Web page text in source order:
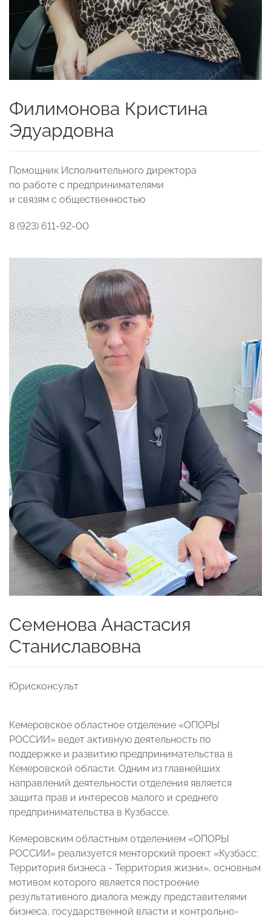
Филимонова Кристина
Эдуардовна
Помощник Исполнительного директора
по работе с предпринимателями
и связям с общественностью
8 (923) 611-92-00
Семенова Анастасия
Станиславовна
Юрисконсульт
Кемеровское областное отделение «ОПОРЫ
РОССИИ» ведет активную деятельность по
поддержке и развитию предпринимательства в
Кемеровской области. Одним из главнейших
направлений деятельности отделения является
защита прав и интересов малого и среднего
предпринимательства в Кузбассе.
Кемеровским областным отделением «ОПОРЫ
РОССИИ» реализуется менторский проект «Кузбасс:
Территория бизнеса - Территория жизни», основным
мотивом которого является построение
результативного диалога между представителями
бизнеса, государственной власти и контрольно-